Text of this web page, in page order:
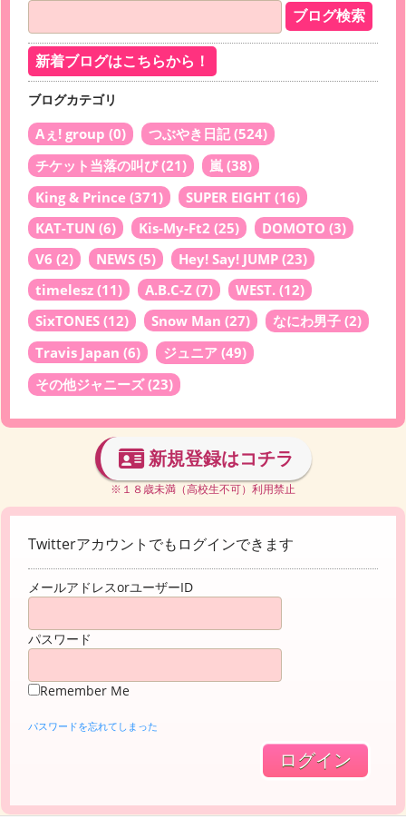
新着ブログはこちらから！
ブログカテゴリ
Aぇ! group (0) つぶやき日記(524)
チケット当落の叫び(21) 嵐 (38)
King & Prince (371) SUPER EIGHT (16)
KAT-TUN (6) Kis-My-Ft2 (25) DOMOTO (3)
V6 (2) NEWS (5) Hey! Say! JUMP (23)
timelesz (11) A.B.C-Z (7) WEST. (12)
SixTONES (12) Snow Man (27) なにわ男子 (2)
Travis Japan (6) ジュニア (49)
その他ジャニーズ(23)
新規登録はコチラ
※１８歳未満（高校生不可）利用禁止
Twitterアカウントでもログインできます
メールアドレスorユーザーID
パスワード
Remember Me
パスワードを忘れてしまった